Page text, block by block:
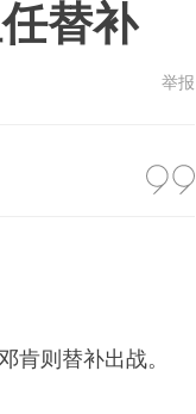
替补
举报
肯则替补出战。